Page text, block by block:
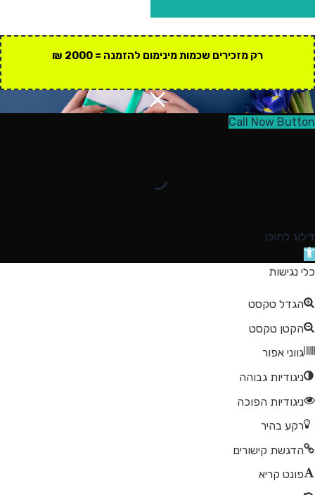
רק מזכירים שכמות מינימום להזמנה = 2000 ₪
Call Now Button
דילוג לתוכן
פתח
סרגל
כלי נגישות
הגדל טקסט
הקטן טקסט
גווני אפור
ניגודיות גבוהה
ניגודיות הפוכה
רקע בהיר
הדגשת קישורים
פונט קריא